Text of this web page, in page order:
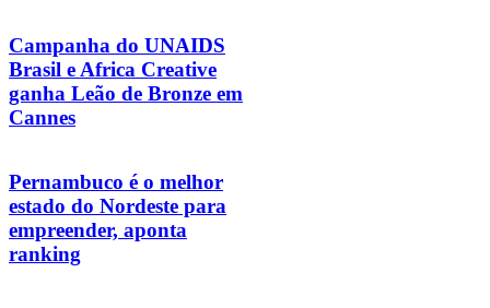
Campanha do UNAIDS
Brasil e Africa Creative
ganha Leão de Bronze em
Cannes
Pernambuco é o melhor
estado do Nordeste para
empreender, aponta
ranking